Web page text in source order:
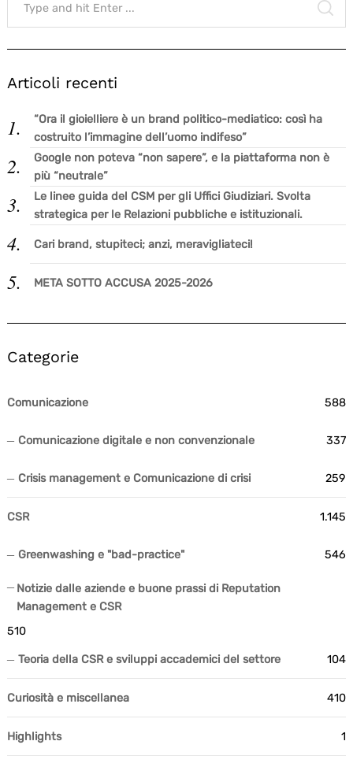
for:
Articoli recenti
“Ora il gioielliere è un brand politico-mediatico: così ha
costruito l’immagine dell’uomo indifeso”
Google non poteva “non sapere”, e la piattaforma non è
più “neutrale”
Le linee guida del CSM per gli Uffici Giudiziari. Svolta
strategica per le Relazioni pubbliche e istituzionali.
Cari brand, stupiteci; anzi, meravigliateci!
META SOTTO ACCUSA 2025-2026
Categorie
Comunicazione 588
Comunicazione digitale e non convenzionale 337
Crisis management e Comunicazione di crisi 259
CSR 1.145
Greenwashing e "bad-practice" 546
Notizie dalle aziende e buone prassi di Reputation
Management e CSR
510
Teoria della CSR e sviluppi accademici del settore 104
Curiosità e miscellanea 410
Highlights 1